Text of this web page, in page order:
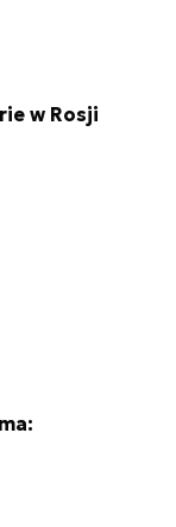
w Rosji